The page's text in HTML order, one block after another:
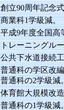
創立90周年記念
商業科1学級減。
平成9年度全国高
トレーニングル
公共下水道接続
普通科の学区改
普通科の2学級減
体育館大規模改
普通科の1学級